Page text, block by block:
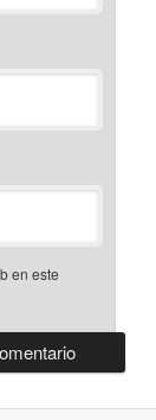
en este